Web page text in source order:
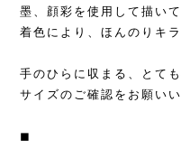
墨、顔彩を使用して描いて
着色により、ほんのりキ
手のひらに収まる、とて
サイズのご確認をお願いい
◼︎